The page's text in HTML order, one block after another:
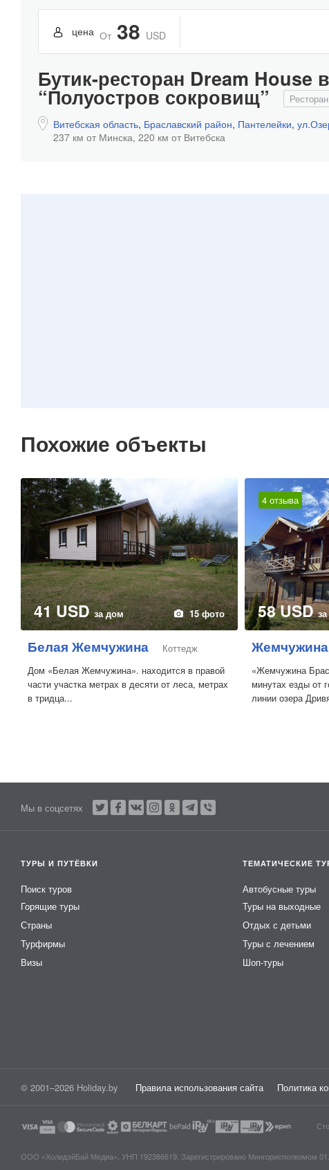
цена От 38 USD
Бутик-ресторан Dream House
“Полуостров сокровищ” Ресторан
Витебская область, Браславский район, Пантелейки,
237 км от Минска, 220 км от Витебска
Похожие объекты
41 USDза дом 15 фото
Белая Жемчужина
Коттедж
Дом «Белая Жемчужина». находится в правой
части участка метрах в десяти от леса, метрах
в тридца...
4 отзыва
58 USD
«Жемчужина
минутах езды от
линии озера
Мы в соцсетях
ТУРЫ И ПУТЁВКИ
Поиск туров
Горящие туры
Страны
Турфирмы
Визы
ТЕМАТИЧЕСКИЕ
Автобусные туры
Туры на выходные
Отдых с детьми
Туры с лечением
Шоп-туры
© 2001–2026 Holiday.by Правила использования сайта Политика
ООО «ХолидэйБай Медиа», УНП 192386619, Зарегистрировано Мингорисполкомом